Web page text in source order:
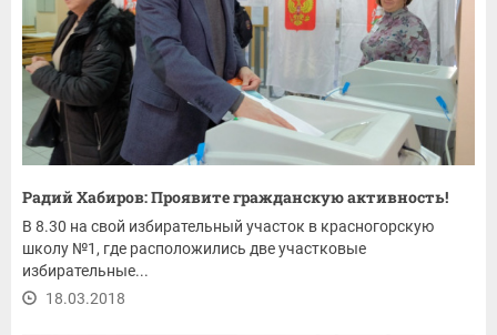
Радий Хабиров: Проявите гражданскую активность!
В 8.30 на свой избирательный участок в красногорскую
школу №1, где расположились две участковые
избирательные...
18.03.2018